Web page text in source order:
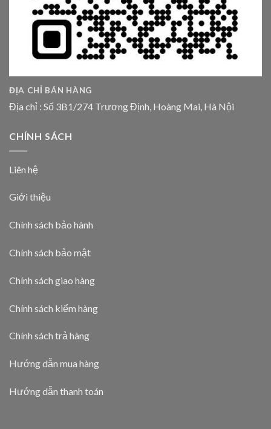
ĐỊA CHỈ BÁN HÀNG
Địa chỉ : Số 3B1/274 Trương Định, Hoàng Mai, Hà Nội
CHÍNH SÁCH
Liên hệ
Giới thiệu
Chính sách bảo hành
Chính sách bảo mật
Chính sách giao hàng
Chính sách kiểm hàng
Chính sách trả hàng
Hướng dẫn mua hàng
Hướng dẫn thanh toán